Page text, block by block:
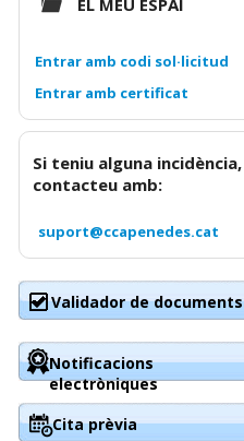
EL MEU ESPAI
Entrar amb codi sol·licitud
Si teniu alguna incidència,
contacteu amb:
suport@ccapenedes.cat
Validador de documents
Notificacions
electròniques
Cita prèvia